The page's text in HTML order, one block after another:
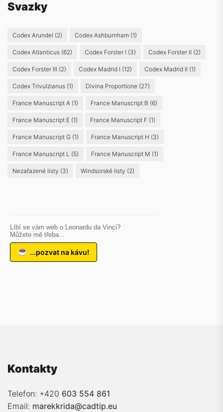
Svazky
Codex Arundel (2) Codex Ashburnham (1)
Codex Atlanticus (62) Codex Forster I (3) Codex Forster II (2)
Codex Forster III (2) Codex Madrid I (12) Codex Madrid II (1)
Codex Trivulzianus (1) Divina Proportione (27)
France Manuscript A (1) France Manuscript B (6)
France Manuscript E (1) France Manuscript F (1)
France Manuscript G (1) France Manuscript H (3)
France Manuscript L (5) France Manuscript M (1)
Nezařazené listy (3) Windsorské listy (2)
Líbí se vám web o Leonardu da Vinci?
Můžete mě třeba...
...pozvat na kávu!
Kontakty
Telefon: +420 603 554 861
Email: marekkrida@cadtip.eu